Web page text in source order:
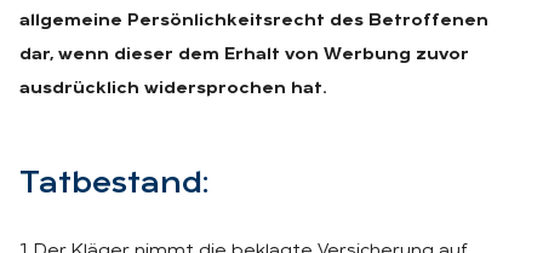
allgemeine Persönlichkeitsrecht des Betroffenen
dar, wenn dieser dem Erhalt von Werbung zuvor
ausdrücklich widersprochen hat.
Tat­be­stand: